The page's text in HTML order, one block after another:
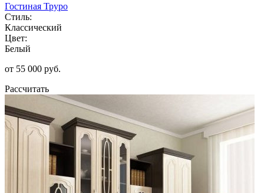
Гостиная Труро
Стиль:
Классический
Цвет:
Белый
от 55 000 руб.
Рассчитать